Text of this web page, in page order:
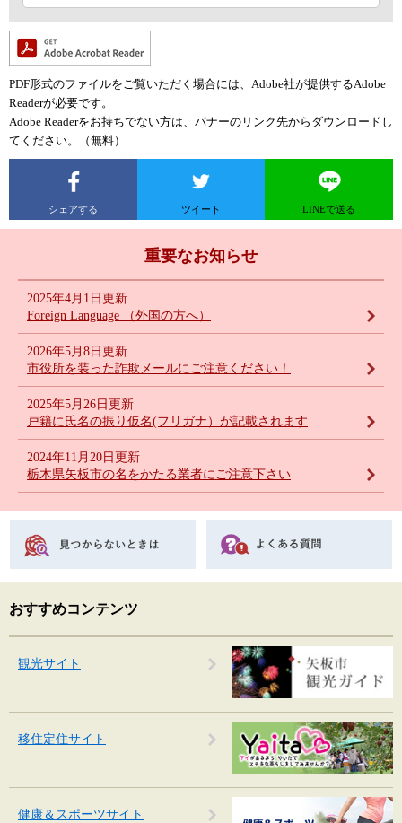
PDF形式のファイルをご覧いただく場合には、Adobe社が提供するAdobe
Readerが必要です。
Adobe Readerをお持ちでない方は、バナーのリンク先からダウンロードし
てください。（無料）
シェアする ツイート LINEで送る
重要なお知らせ
Foreign Language （外国の方へ）
2025年4月1日更新
市役所を装った詐欺メールにご注意ください！
2026年5月8日更新
戸籍に氏名の振り仮名(フリガナ）が記載されます
2025年5月26日更新
栃木県矢板市の名をかたる業者にご注意下さい
2024年11月20日更新
おすすめコンテンツ
観光サイト
移住定住サイト
健康＆スポーツサイト